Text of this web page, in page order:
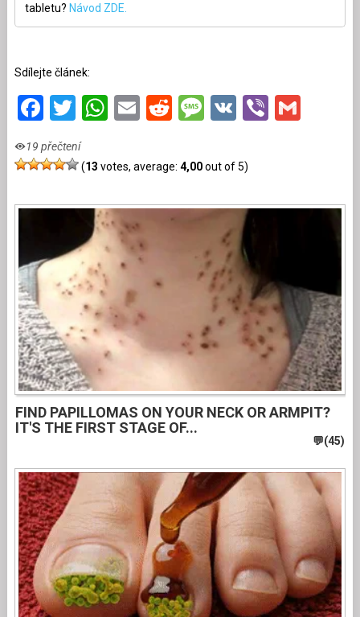
tabletu? Návod ZDE.
Sdílejte článek:
Facebook
Twitter
WhatsApp
EmailRedditMessage
VKViber
19 přečtení
(13 votes, average: 4,00out of 5)
FIND PAPILLOMAS ON YOUR NECK OR ARMPIT?
IT'S THE FIRST STAGE OF...